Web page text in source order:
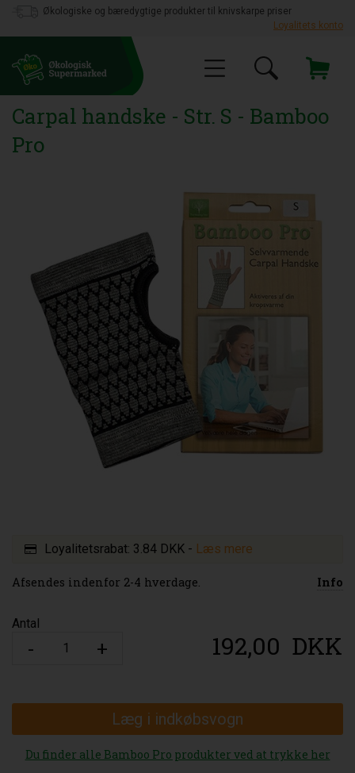
Økologiske og bæredygtige produkter til knivskarpe priser
Loyalitets konto
Carpal handske - Str. S - Bamboo
Pro
Loyalitetsrabat: 3.84 DKK - Læs mere
Afsendes indenfor 2-4 hverdage. Info
Antal
192,00 DKK
Læg i indkøbsvogn
Du finder alle Bamboo Pro produkter ved at trykke her